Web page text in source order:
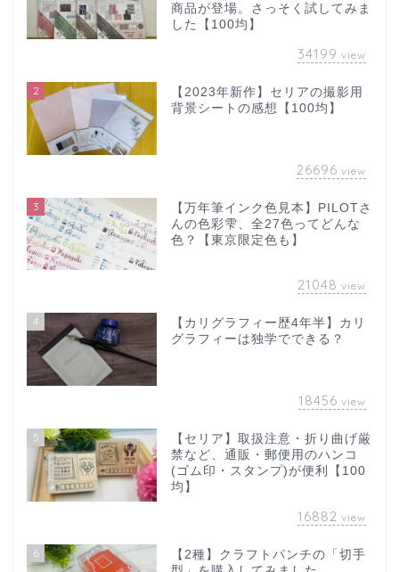
商品が登場。さっそく試してみま
した【100均】
34199 view
2
【2023年新作】セリアの撮影用
背景シートの感想【100均】
26696 view
3
【万年筆インク色見本】PILOTさ
んの色彩雫、全27色ってどんな
色？【東京限定色も】
21048 view
4
【カリグラフィー歴4年半】カリ
グラフィーは独学でできる？
18456 view
5
【セリア】取扱注意・折り曲げ厳
禁など、通販・郵便用のハンコ
(ゴム印・スタンプ)が便利【100
均】
16882 view
6
【2種】クラフトパンチの「切手